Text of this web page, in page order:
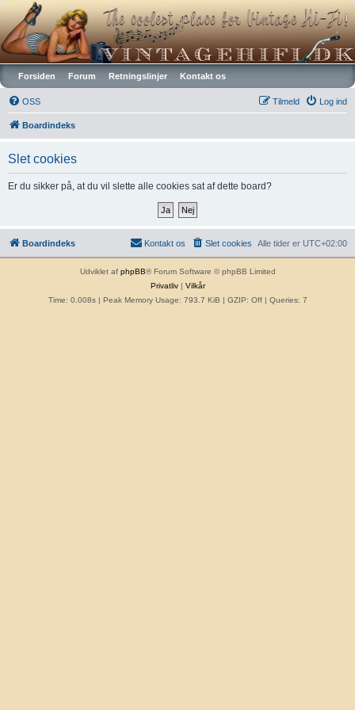
Vintagehifi.dk
Forsiden Forum Retningslinjer Kontakt os
OSS Log ind
Tilmeld
Boardindeks
Slet cookies
Er du sikker på, at du vil slette alle cookies sat af dette board?
Boardindeks Alle tider er UTC+02:00
Slet cookies
Kontakt os
Udviklet af phpBB® Forum Software © phpBB Limited
Privatliv| Vilkår
Time: 0.008s| Peak Memory Usage: 793.7 KiB | GZIP: Off | Queries: 7